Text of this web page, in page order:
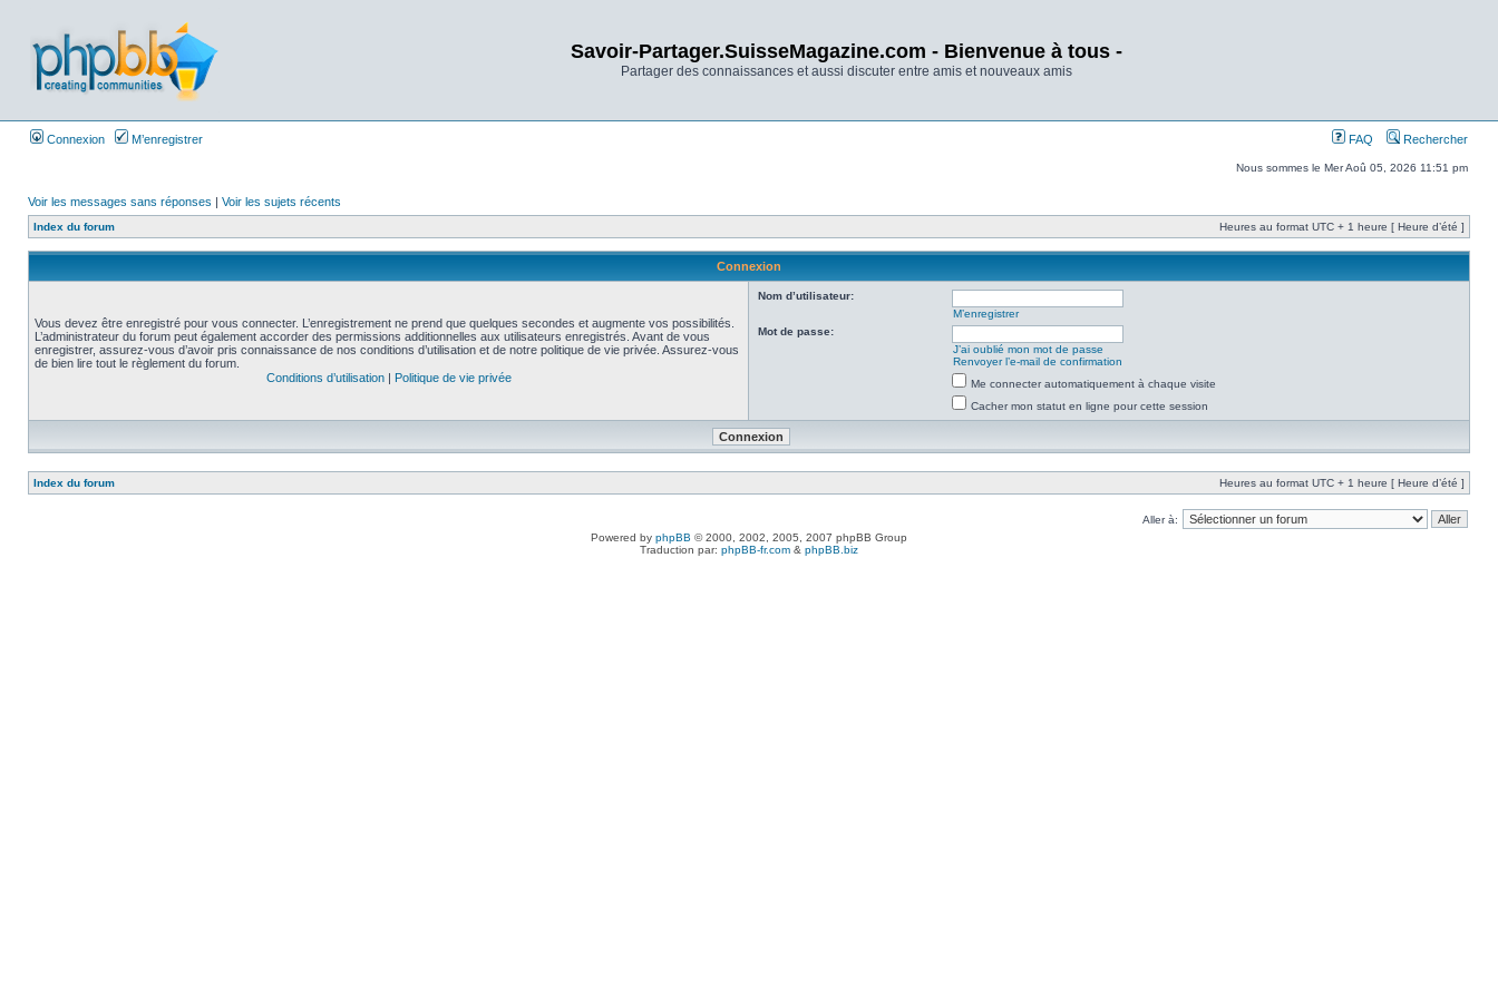
Savoir-Partager.SuisseMagazine.com - Bienvenue à tous -
Partager des connaissances et aussi discuter entre amis et nouveaux amis
Connexion M’enregistrer FAQ Rechercher
Nous sommes le Mer Aoû 05, 2026 11:51 pm
Voir les messages sans réponses | Voir les sujets récents
Index du forum Heures au format UTC + 1 heure [ Heure d’été ]
Connexion
Vous devez être enregistré pour vous connecter. L’enregistrement ne prend que quelques secondes et augmente vos possibilités.
L’administrateur du forum peut également accorder des permissions additionnelles aux utilisateurs enregistrés. Avant de vous
enregistrer, assurez-vous d’avoir pris connaissance de nos conditions d’utilisation et de notre politique de vie privée. Assurez-vous
de bien lire tout le règlement du forum.
Conditions d’utilisation| Politique de vie privée
Nom d’utilisateur:
M’enregistrer
Mot de passe:
J’ai oublié mon mot de passe
Renvoyer l’e-mail de confirmation
Me connecter automatiquement à chaque visite
Cacher mon statut en ligne pour cette session
Index du forum Heures au format UTC + 1 heure [ Heure d’été ]
Aller à:
Powered by phpBB © 2000, 2002, 2005, 2007 phpBB Group
Traduction par: phpBB-fr.com & phpBB.biz